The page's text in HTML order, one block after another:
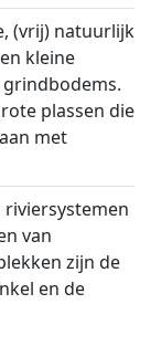
(vrij) natuurlijk
kleine
plassen die
met
riviersystemen
van
zijn de
en de